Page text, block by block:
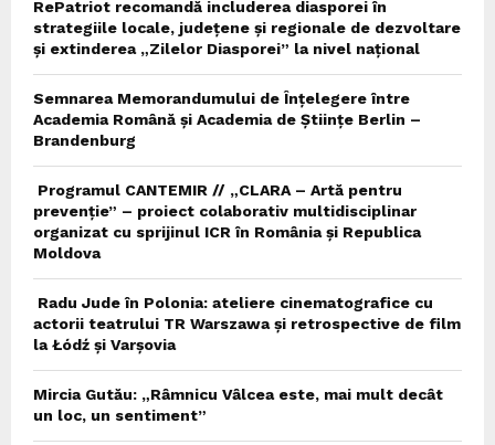
RePatriot recomandă includerea diasporei în
strategiile locale, județene și regionale de dezvoltare
și extinderea „Zilelor Diasporei” la nivel național
Semnarea Memorandumului de Înțelegere între
Academia Română și Academia de Științe Berlin –
Brandenburg
Programul CANTEMIR // „CLARA – Artă pentru
prevenție” – proiect colaborativ multidisciplinar
organizat cu sprijinul ICR în România și Republica
Moldova
Radu Jude în Polonia: ateliere cinematografice cu
actorii teatrului TR Warszawa și retrospective de film
la Łódź și Varșovia
Mircia Gutău: „Râmnicu Vâlcea este, mai mult decât
un loc, un sentiment”